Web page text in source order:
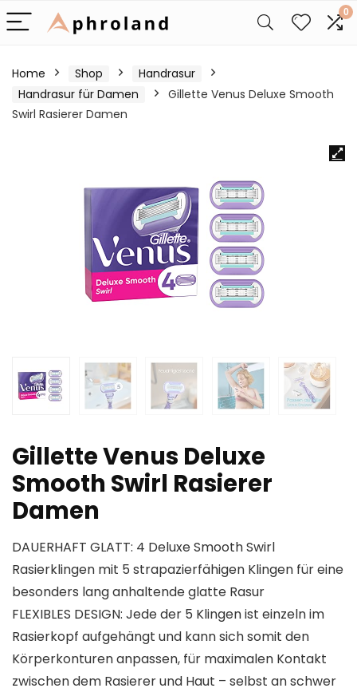
0
Home Shop
Handrasur
Handrasur für Damen
Gillette Venus Deluxe Smooth
Swirl Rasierer Damen
Gillette Venus Deluxe
Smooth Swirl Rasierer
Damen
DAUERHAFT GLATT: 4 Deluxe Smooth Swirl
Rasierklingen mit 5 strapazierfähigen Klingen für eine
besonders lang anhaltende glatte Rasur
FLEXIBLES DESIGN: Jede der 5 Klingen ist einzeln im
Rasierkopf aufgehängt und kann sich somit den
Körperkonturen anpassen, für maximalen Kontakt
zwischen dem Rasierer und Haut – selbst an schwer